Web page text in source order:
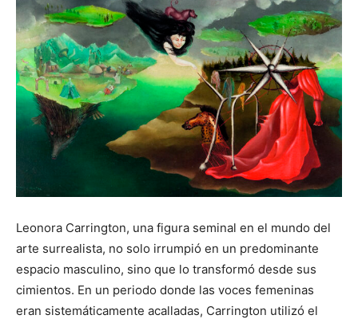
Leonora Carrington, una figura seminal en el mundo del
arte surrealista, no solo irrumpió en un predominante
espacio masculino, sino que lo transformó desde sus
cimientos. En un periodo donde las voces femeninas
eran sistemáticamente acalladas, Carrington utilizó el